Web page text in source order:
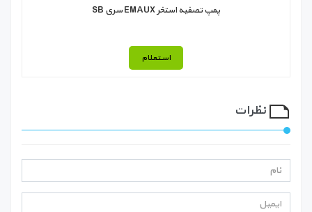
پمپ تصفیه استخر EMAUX سری SB
استعلام
نظرات